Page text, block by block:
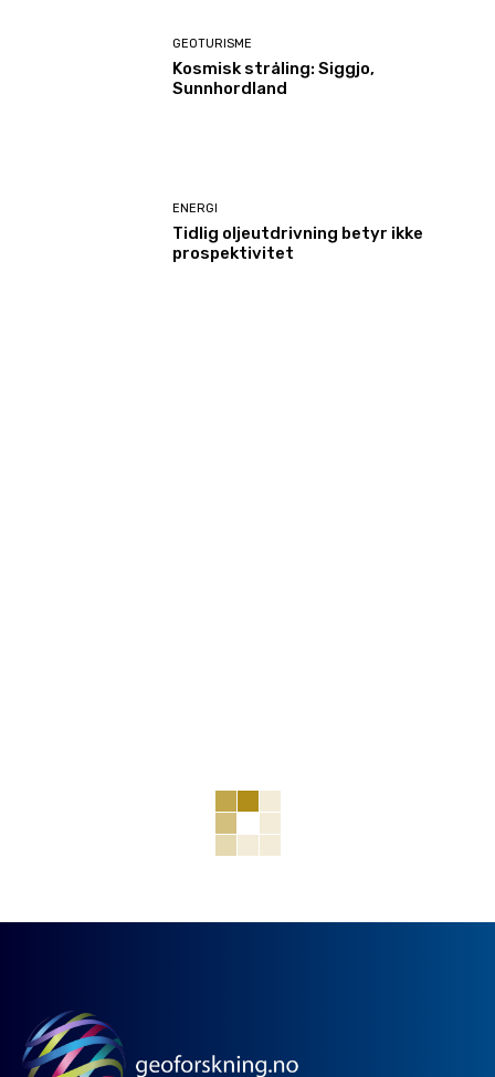
GEOTURISME
Kosmisk stråling: Siggjo,
Sunnhordland
ENERGI
Tidlig oljeutdrivning betyr ikke
prospektivitet